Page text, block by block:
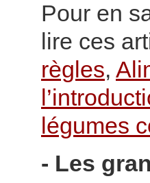
Pour en
lire ces
règles,
légumes
- Les